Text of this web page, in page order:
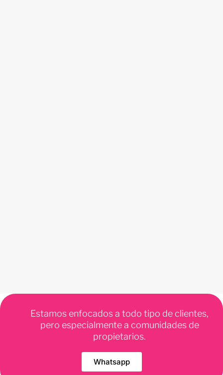
Estamos enfocados a todo tipo de clientes,
pero especialmente a comunidades de
propietarios.
Whatsapp